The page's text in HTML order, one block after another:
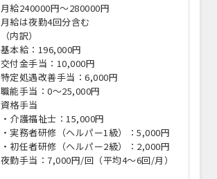
月給240000円〜280000円
月給は夜勤4回分含む
（内訳）
基本給：196,000円
交付金手当：10,000円
特定処遇改善手当：6,000円
職能手当：0～25,000円
資格手当
・介護福祉士：15,000円
・実務者研修（ヘルパー1級）：5,000円
・初任者研修（ヘルパー2級）：2,000円
夜勤手当：7,000円/回（平均4～6回/月）